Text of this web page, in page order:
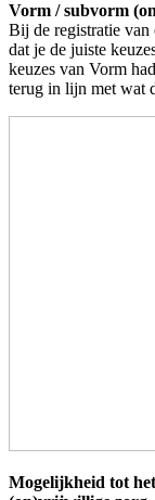
Vorm / subvorm
Bij de registratie
dat je de juiste
keuzes van Vorm
terug in lijn met wat
Mogelijkheid tot